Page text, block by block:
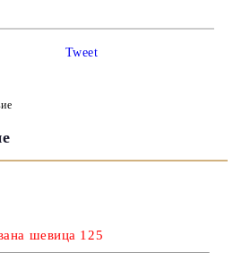
рамките на работния ден.
Tweet
шевица 125